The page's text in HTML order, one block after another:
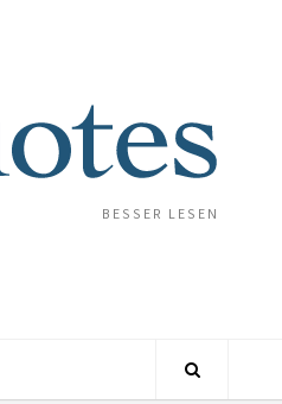
BESSER LESEN